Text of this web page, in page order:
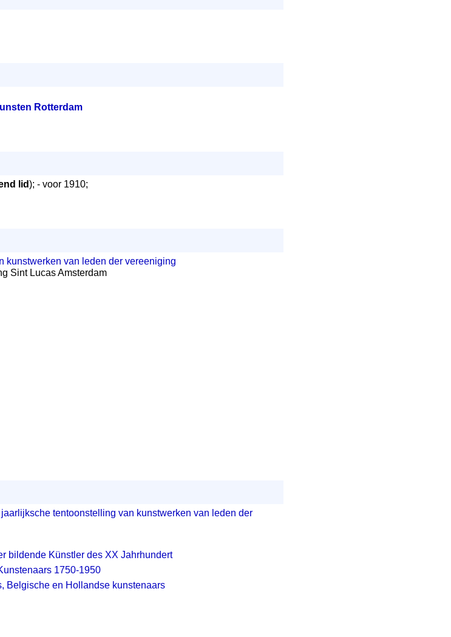
Rotterdam
lid); - voor 1910;
kunstwerken van leden der vereeniging
Sint Lucas Amsterdam
tentoonstelling van kunstwerken van leden der
bildende Künstler des XX Jahrhundert
1750-1950
Belgische en Hollandse kunstenaars